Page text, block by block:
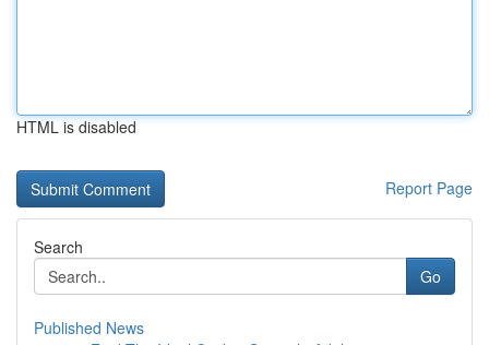
HTML is disabled
Report Page
Search
Go
Published News